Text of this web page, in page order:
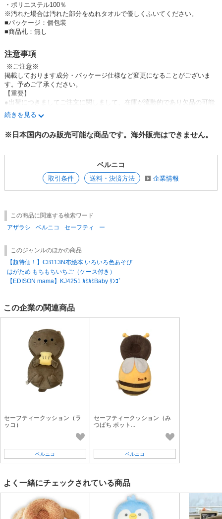
・ポリエステル100％
※汚れた場合は汚れた部分をぬれタオルで優しくふいてください。
■パッケージ：個包装
■商品札：無し
注意事項
※ご注意※
掲載しております成分・パッケージ仕様など変更になることがございま
す。予めご了承ください。
【重要】
●出荷につきましてご注文に関しまして、在庫が流動的であり欠品の可能
性もございます。欠品の際は、誠に申し訳ございませんが、一旦キャンセ
ル処理をさせていただいております。※受注状況により遅れが生じる場合
もございますので、ご了承ください。
●送料について※ご注意※欠品などにより出荷時の金額が30,000円(税抜)
います。料金は送付先により異なります。誠に勝手ながら、ご了承のほど
●大口のご注文につきましてメーカー在庫の確認にて、ご注文分を引き当
てさせて頂きます。納品までに通常時より日数を要しますので、予めご了
承ください。
ます。A：在庫がある物だけで発送させて頂き、品切れ分はキャンセル。
（注文合計が30,000円（税抜）を下回った際は送料を頂戴させていただ
きます。）B：品切れ品の入荷を待って出荷。 在庫がある物だけを先に発
ださい。※「廃盤」・「終売」・「メーカー欠品（未定）」については、
誠に申し訳ございませんがキャンセル扱いとさせて頂きます。
●返品・交換に関して弊社から商品を発送した段階でキャンセル・交換は
お受けできません。お客様都合での返品・交換はお受けしておりません。
（商品不良等は除く）ご注文のお品がお届け時に検品にてご確認お願い申
続きを見る
※日本国内のみ販売可能な商品です。海外販売はできません。
ベルニコ
取引条件 送料・決済方法 企業情報
この商品に関連する検索ワード
アザラシ
ベルニコ セーフティ ー
このジャンルのほかの商品
【超特価！】CB113N布絵本 いろいろ色あそび
はがため もちもちいちご（ケース付き）
【EDISON mama】KJ4251 ｶﾐｶﾐBaby ﾘﾝｺﾞ
この企業の関連商品
セーフティークッション（ラ
ッコ）
ベルニコ
セーフティークッション（み
つばち ポット...
ベルニコ
よく一緒にチェックされている商品